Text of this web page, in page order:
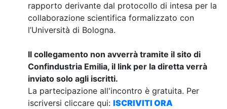
rapporto derivante dal protocollo di intesa per la
collaborazione scientifica formalizzato con
l’Università di Bologna.
Il collegamento non avverrà tramite il sito di
Confindustria Emilia, il link per la diretta verrà
inviato solo agli iscritti.
La partecipazione all'incontro è gratuita. Per
iscriversi cliccare qui: ISCRIVITI ORA